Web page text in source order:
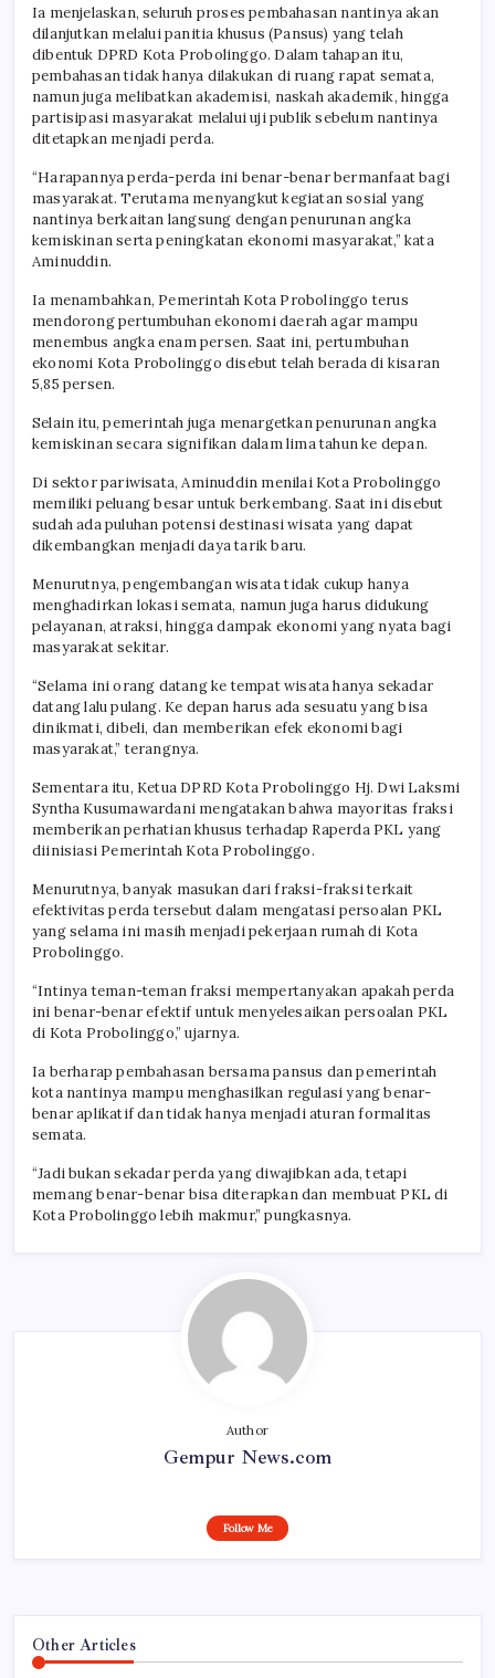
Ia menjelaskan, seluruh proses pembahasan nantinya akan
dilanjutkan melalui panitia khusus (Pansus) yang telah
dibentuk DPRD Kota Probolinggo. Dalam tahapan itu,
pembahasan tidak hanya dilakukan di ruang rapat semata,
namun juga melibatkan akademisi, naskah akademik, hingga
partisipasi masyarakat melalui uji publik sebelum nantinya
ditetapkan menjadi perda.
“Harapannya perda-perda ini benar-benar bermanfaat bagi
masyarakat. Terutama menyangkut kegiatan sosial yang
nantinya berkaitan langsung dengan penurunan angka
kemiskinan serta peningkatan ekonomi masyarakat,” kata
Aminuddin.
Ia menambahkan, Pemerintah Kota Probolinggo terus
mendorong pertumbuhan ekonomi daerah agar mampu
menembus angka enam persen. Saat ini, pertumbuhan
ekonomi Kota Probolinggo disebut telah berada di kisaran
5,85 persen.
Selain itu, pemerintah juga menargetkan penurunan angka
kemiskinan secara signifikan dalam lima tahun ke depan.
Di sektor pariwisata, Aminuddin menilai Kota Probolinggo
memiliki peluang besar untuk berkembang. Saat ini disebut
sudah ada puluhan potensi destinasi wisata yang dapat
dikembangkan menjadi daya tarik baru.
Menurutnya, pengembangan wisata tidak cukup hanya
menghadirkan lokasi semata, namun juga harus didukung
pelayanan, atraksi, hingga dampak ekonomi yang nyata bagi
masyarakat sekitar.
“Selama ini orang datang ke tempat wisata hanya sekadar
datang lalu pulang. Ke depan harus ada sesuatu yang bisa
dinikmati, dibeli, dan memberikan efek ekonomi bagi
masyarakat,” terangnya.
Sementara itu, Ketua DPRD Kota Probolinggo Hj. Dwi Laksmi
Syntha Kusumawardani mengatakan bahwa mayoritas fraksi
memberikan perhatian khusus terhadap Raperda PKL yang
diinisiasi Pemerintah Kota Probolinggo.
Menurutnya, banyak masukan dari fraksi-fraksi terkait
efektivitas perda tersebut dalam mengatasi persoalan PKL
yang selama ini masih menjadi pekerjaan rumah di Kota
Probolinggo.
“Intinya teman-teman fraksi mempertanyakan apakah perda
ini benar-benar efektif untuk menyelesaikan persoalan PKL
di Kota Probolinggo,” ujarnya.
Ia berharap pembahasan bersama pansus dan pemerintah
kota nantinya mampu menghasilkan regulasi yang benar-
benar aplikatif dan tidak hanya menjadi aturan formalitas
semata.
“Jadi bukan sekadar perda yang diwajibkan ada, tetapi
memang benar-benar bisa diterapkan dan membuat PKL di
Kota Probolinggo lebih makmur,” pungkasnya.
Author
Gempur News.com
Follow Me
Other Articles